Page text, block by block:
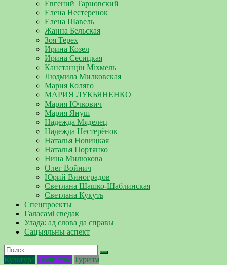
Евгений Тарновский
Елена Нестеренок
Елена Шавель
Жанна Бельская
Зоя Терех
Ирина Козел
Ирина Сесицкая
Канстанцін Міхмель
Людмила Милковская
Мария Коляго
МАРИЯ ЛУКЬЯНЕНКО
Мария Ючкович
Мария Януш
Надежда Мяделец
Надежда Нестерёнок
Наталья Новицкая
Наталья Портянко
Нина Милюкова
Олег Войнич
Юрий Виноградов
Светлана Шашко-Шаблинская
Светлана Кукуть
Спецпроекты
Галасамі сведак
Улада: ад слова да справы
Сацыяльны аспект
Культура Общество Туризм